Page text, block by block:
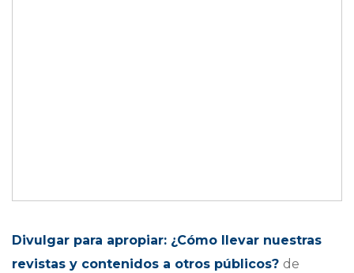
Divulgar para apropiar: ¿Cómo llevar nuestras
revistas y contenidos a otros públicos? de